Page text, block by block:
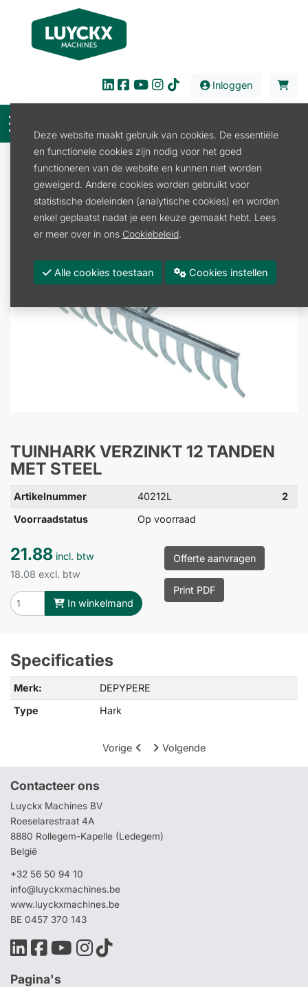
Inloggen
Tuin en Park
Tuingereedschap
TUINHARK VERZINKT 12 TANDEN MET STEEL
TUINHARK VERZINKT 12 TANDEN
MET STEEL
Artikelnummer 40212L
2
Voorraadstatus
Op voorraad
21.88 incl. btw
18.08 excl. btw
In winkelmand
Offerte aanvragen
Print PDF
Specificaties
Merk:
DEPYPERE
Type
Hark
Vorige Volgende
Contacteer ons
Luyckx Machines BV
Roeselarestraat 4A
8880 Rollegem-Kapelle (Ledegem)
België
+32 56 50 94 10
info@luyckxmachines.be
www.luyckxmachines.be
BE 0457 370 143
Pagina's
Deze website maakt gebruik van cookies. De essentiële
en functionele cookies zijn nodig voor het goed
functioneren van de website en kunnen niet worden
geweigerd. Andere cookies worden gebruikt voor
statistische doeleinden (analytische cookies) en worden
enkel geplaatst nadat je een keuze gemaakt hebt. Lees
er meer over in ons Cookiebeleid.
Alle cookies toestaan Cookies instellen